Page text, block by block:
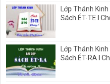
Lớp Thánh
Sách ÉT-TE I
Lớp Thánh
Sách ÉT-RA I